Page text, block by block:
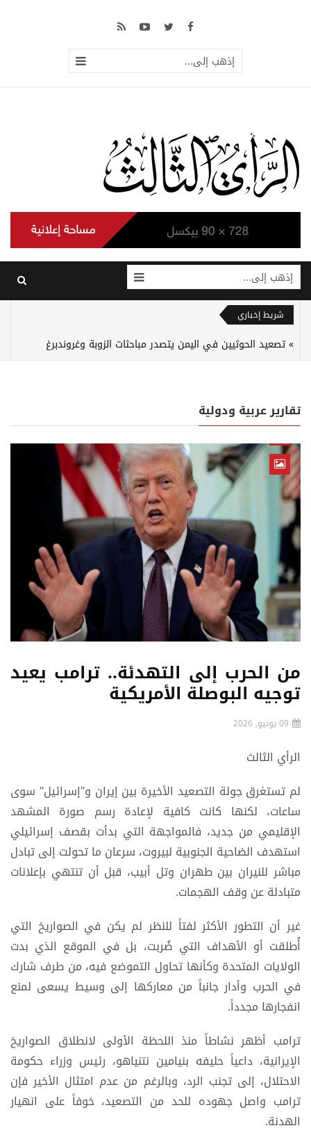
إذهب إلى...
إذهب إلى...
شريط إخباري
تصعيد الحوثيين في اليمن يتصدر مباحثات الزوبة وغروندبرغ
تقارير عربية ودولية
من الحرب إلى التهدئة.. ترامب يعيد
توجيه البوصلة الأمريكية
09 يونيو, 2026
الرأي الثالث
لم تستغرق جولة التصعيد الأخيرة بين إيران و"إسرائيل" سوى
ساعات، لكنها كانت كافية لإعادة رسم صورة المشهد
الإقليمي من جديد، فالمواجهة التي بدأت بقصف إسرائيلي
استهدف الضاحية الجنوبية لبيروت، سرعان ما تحولت إلى تبادل
مباشر للنيران بين طهران وتل أبيب، قبل أن تنتهي بإعلانات
متبادلة عن وقف الهجمات.
غير أن التطور الأكثر لفتاً للنظر لم يكن في الصواريخ التي
أُطلقت أو الأهداف التي ضُربت، بل في الموقع الذي بدت
الولايات المتحدة وكأنها تحاول التموضع فيه، من طرف شارك
في الحرب وأدار جانباً من معاركها إلى وسيط يسعى لمنع
انفجارها مجدداً.
ترامب أظهر نشاطاً منذ اللحظة الأولى لانطلاق الصواريخ
الإيرانية، داعياً حليفه بنيامين نتنياهو، رئيس وزراء حكومة
الاحتلال، إلى تجنب الرد، وبالرغم من عدم امتثال الأخير فإن
ترامب واصل جهوده للحد من التصعيد، خوفاً على انهيار
الهدنة.